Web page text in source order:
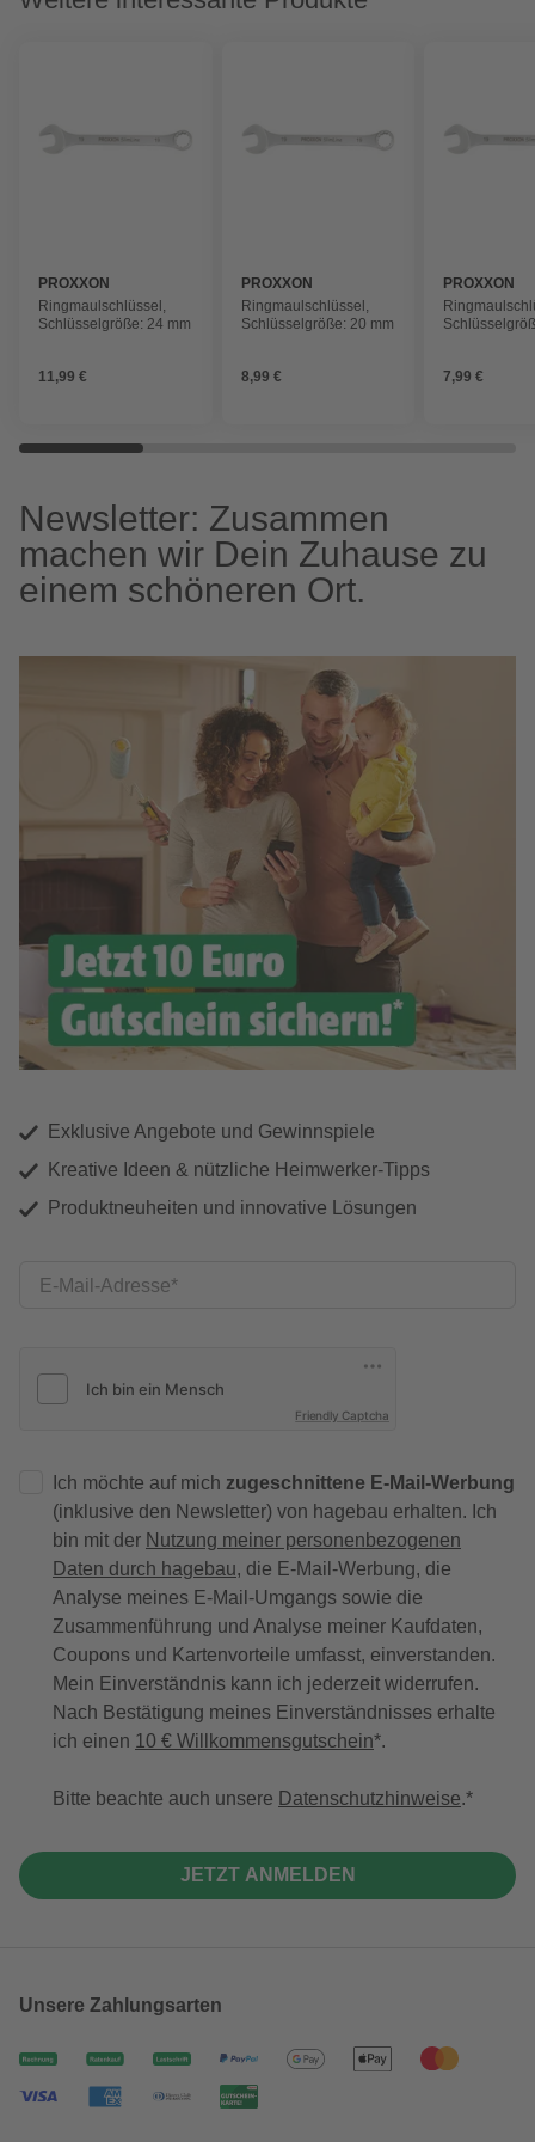
PROXXON
Ringmaulschlüssel,
Schlüsselgröße: 24 mm
11,99 €
PROXXON
Ringmaulschlüssel,
Schlüsselgröße: 20 mm
8,99 €
PROXXON
7,99 €
Newsletter: Zusammen
machen wir Dein Zuhause zu
einem schöneren Ort.
Exklusive Angebote und Gewinnspiele
Kreative Ideen & nützliche Heimwerker-Tipps
Produktneuheiten und innovative Lösungen
E-Mail-Adresse
Friendly Captcha
Ich möchte auf mich zugeschnittene E-Mail-Werbung
(inklusive den Newsletter) von hagebau erhalten. Ich
bin mit der Nutzung meiner personenbezogenen
Daten durch hagebau, die E-Mail-Werbung, die
Analyse meines E-Mail-Umgangs sowie die
Zusammenführung und Analyse meiner Kaufdaten,
Coupons und Kartenvorteile umfasst, einverstanden.
Mein Einverständnis kann ich jederzeit widerrufen.
Nach Bestätigung meines Einverständnisses erhalte
ich einen 10 € Willkommensgutschein*.
Bitte beachte auch unsere Datenschutzhinweise.
JETZT ANMELDEN
Unsere Zahlungsarten